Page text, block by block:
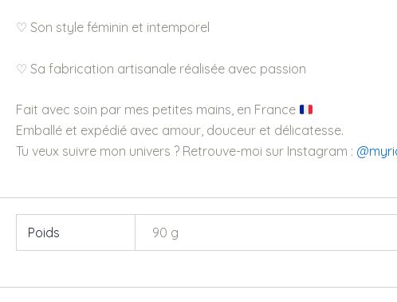
♡ Son style féminin et intemporel
♡ Sa fabrication artisanale réalisée avec passion
Fait avec soin par mes petites mains, en France
Emballé et expédié avec amour, douceur et délicatesse.
Tu veux suivre mon univers ? Retrouve-moi sur Instagram :
Poids 90 g